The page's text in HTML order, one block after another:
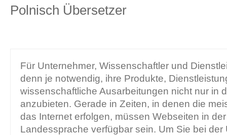
Polnisch Übersetzer
Für Unternehmer, Wissenschaftler und
denn je notwendig, ihre Produkte,
wissenschaftliche Ausarbeitungen nicht nur in
anzubieten. Gerade in Zeiten, in denen die
das Internet erfolgen, müssen Webseiten in
Landessprache verfügbar sein. Um Sie bei der